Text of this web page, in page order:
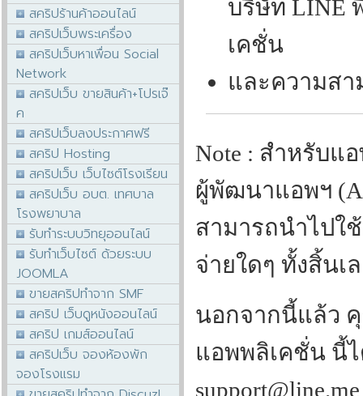
สคริปร้านค้าออนไลน์
สคริปเว็บพระเครื่อง
สคริปเว็บหาเพื่อน Social
Network
สคริปเว็บ ขายสินค้า+โปรเจ๊
ค
สคริปเว็บลงประกาศฟรี
สคริป Hosting
สคริปเว็บ เว็บไซต์โรงเรียน
สคริปเว็บ อบต. เทศบาล
โรงพยาบาล
รับทำระบบวิทยุออนไลน์
รับทำเว็บไซต์ ด้วยระบบ
JOOMLA
ขายสคริปทำจาก SMF
สคริป เว็บดูหนังออนไลน์
สคริป เกมส์ออนไลน์
สคริปเว็บ จองห้องพัก
จองโรงแรม
บริษัท LINE
เคชั่น
และความสา
Note : สำหรับแ
ผู้พัฒนาแอพฯ
สามารถนำไปใ
จ่ายใดๆ ทั้งสิ้นเ
นอกจากนี้แล้ว
แอพพลิเคชั่น นี้ไ